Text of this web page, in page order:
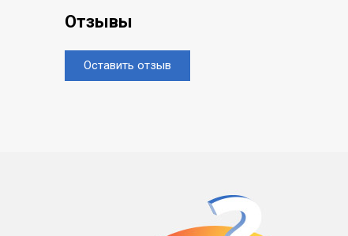
Отзывы
Оставить отзыв